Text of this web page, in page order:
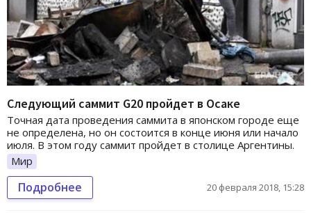
Следующий саммит G20 пройдет в Осаке
Точная дата проведения саммита в японском городе еще
не определена, но он состоится в конце июня или начало
июля. В этом году саммит пройдет в столице Аргентины.
Мир
Подробнее 20 февраля 2018, 15:28